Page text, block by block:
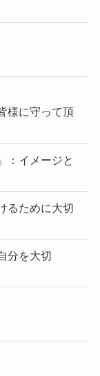
様に守って頂
：イメージと
るために大切
分を大切